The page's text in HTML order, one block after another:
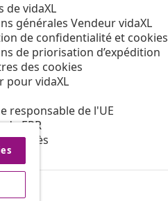
de vidaXL
générales Vendeur vidaXL
de confidentialité et cookies
de priorisation d’expédition
des cookies
pour vidaXL
responsable de l'UE
EPR
d'accès